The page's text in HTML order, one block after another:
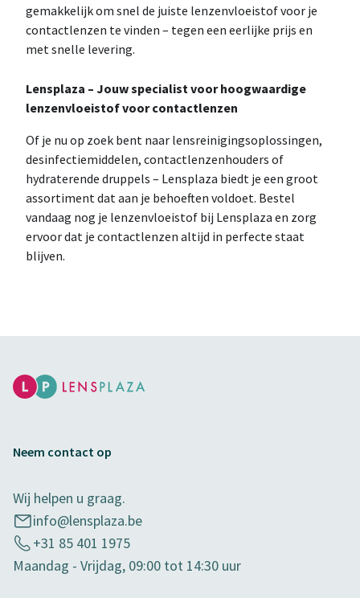
gemakkelijk om snel de juiste lenzenvloeistof voor je
contactlenzen te vinden – tegen een eerlijke prijs en
met snelle levering.
Lensplaza – Jouw specialist voor hoogwaardige
lenzenvloeistof voor contactlenzen
Of je nu op zoek bent naar lensreinigingsoplossingen,
desinfectiemiddelen, contactlenzenhouders of
hydraterende druppels – Lensplaza biedt je een groot
assortiment dat aan je behoeften voldoet. Bestel
vandaag nog je lenzenvloeistof bij Lensplaza en zorg
ervoor dat je contactlenzen altijd in perfecte staat
blijven.
Neem contact op
Wij helpen u graag.
info@lensplaza.be
+31 85 401 1975
Maandag - Vrijdag, 09:00 tot 14:30 uur